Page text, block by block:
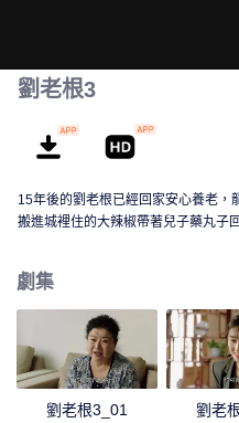
劉老根3
15年後的劉老根已經回家安心養老，
搬進城裡住的大辣椒帶著兒子藥丸子
山莊的真實情況，劉老根決定重返山
從此發生了一系列啼笑皆非的故事......
劇集
劉老根3_01 劉老